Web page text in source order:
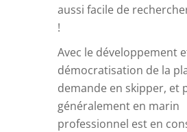
aussi facile de
!
Avec le développement
démocratisation de la
demande en skipper, et
généralement en marin
professionnel est en